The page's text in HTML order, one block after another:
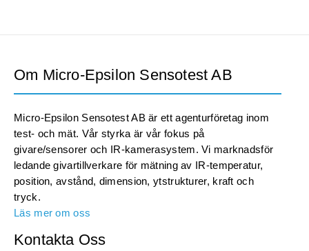
Om Micro-Epsilon Sensotest AB
Micro-Epsilon Sensotest AB är ett agenturföretag inom
test- och mät. Vår styrka är vår fokus på
givare/sensorer och IR-kamerasystem. Vi marknadsför
ledande givartillverkare för mätning av IR-temperatur,
position, avstånd, dimension, ytstrukturer, kraft och
tryck.
Läs mer om oss
Kontakta Oss